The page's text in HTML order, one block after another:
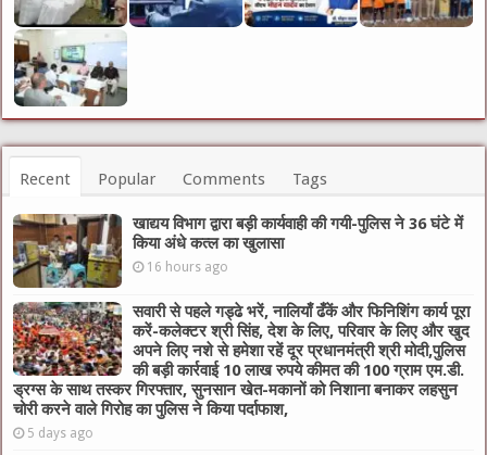
Recent Popular Comments Tags
खाद्यय विभाग द्वारा बड़ी कार्यवाही की गयी-पुलिस ने 36 घंटे में
किया अंधे कत्ल का खुलासा
16 hours ago
सवारी से पहले गड्ढे भरें, नालियाँ ढँकें और फिनिशिंग कार्य पूरा
करें-कलेक्टर श्री सिंह, देश के लिए, परिवार के लिए और खुद
अपने लिए नशे से हमेशा रहें दूर प्रधानमंत्री श्री मोदी,पुलिस
की बड़ी कार्रवाई 10 लाख रुपये कीमत की 100 ग्राम एम.डी.
ड्रग्स के साथ तस्कर गिरफ्तार, सुनसान खेत-मकानों को निशाना बनाकर लहसुन
चोरी करने वाले गिरोह का पुलिस ने किया पर्दाफाश,
5 days ago